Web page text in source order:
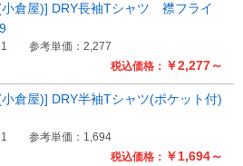
税込価格： ￥2,277～
倉屋)] DRY長袖Tシャツ 襟フライ
参考単価：2,277
税込価格： ￥1,694～
倉屋)] DRY半袖Tシャツ(ポケット付)
参考単価：1,694